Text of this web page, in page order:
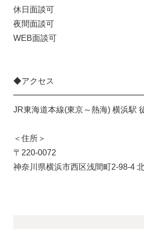
休日面談可
夜間面談可
WEB面談可
◆アクセス
JR東海道本線(東京～熱海) 横浜駅
＜住所＞
〒220-0072
神奈川県横浜市西区浅間町2-98-4